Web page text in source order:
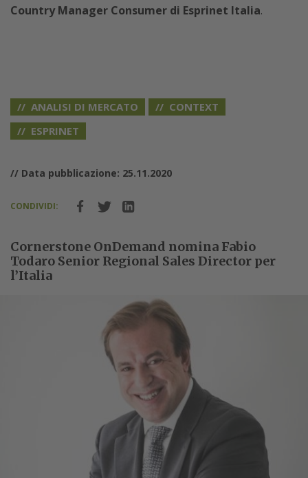
Country Manager Consumer di Esprinet Italia.
ANALISI DI MERCATO
CONTEXT
ESPRINET
// Data pubblicazione: 25.11.2020
CONDIVIDI:
Cornerstone OnDemand nomina Fabio
Todaro Senior Regional Sales Director per
l’Italia